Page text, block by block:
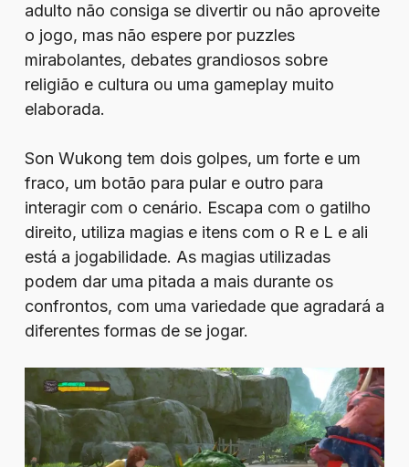
adulto não consiga se divertir ou não aproveite
o jogo, mas não espere por puzzles
mirabolantes, debates grandiosos sobre
religião e cultura ou uma gameplay muito
elaborada.
Son Wukong tem dois golpes, um forte e um
fraco, um botão para pular e outro para
interagir com o cenário. Escapa com o gatilho
direito, utiliza magias e itens com o R e L e ali
está a jogabilidade. As magias utilizadas
podem dar uma pitada a mais durante os
confrontos, com uma variedade que agradará a
diferentes formas de se jogar.